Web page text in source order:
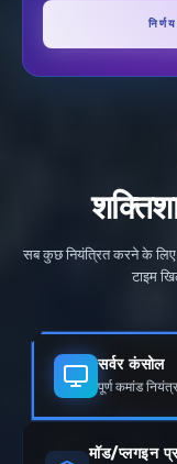
सब कुछ नियंत्रित करने के
टाइम
सर्वर कंसोल
पूर्ण कमांड
मॉड/प्लगइन